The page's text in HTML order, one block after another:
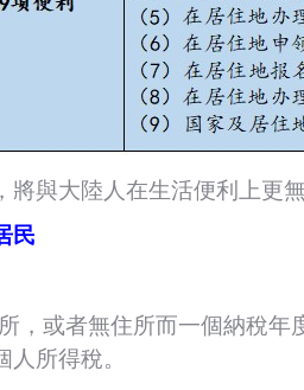
與大陸人在生活便利上更無
民
，或者無住所而一個納稅
所得稅。